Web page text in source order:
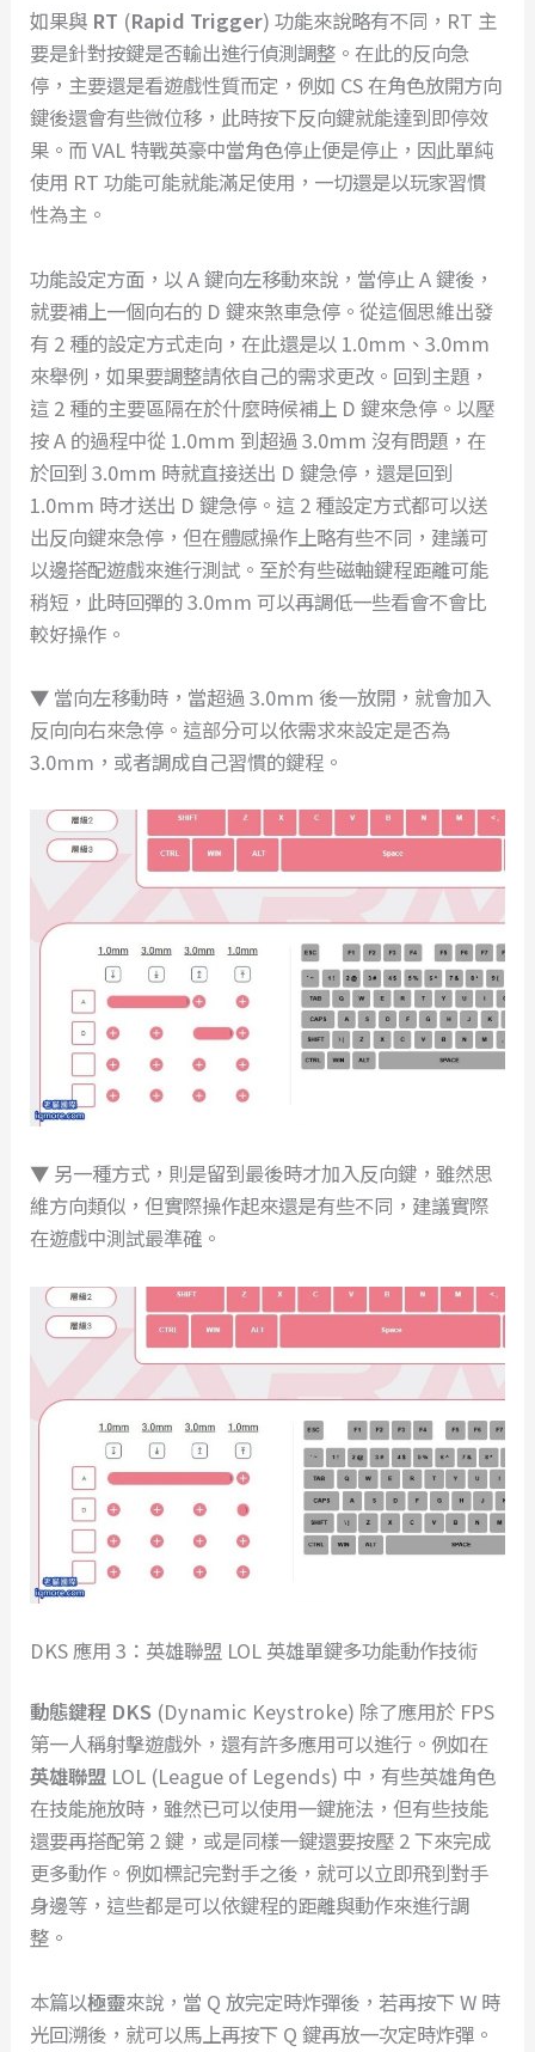
如果與 RT (Rapid Trigger) 功能來說略有不同，RT 主
要是針對按鍵是否輸出進行偵測調整。在此的反向急
停，主要還是看遊戲性質而定，例如 CS 在角色放開方向
鍵後還會有些微位移，此時按下反向鍵就能達到即停效
果。而 VAL 特戰英豪中當角色停止便是停止，因此單純
使用 RT 功能可能就能滿足使用，一切還是以玩家習慣
性為主。
功能設定方面，以 A 鍵向左移動來說，當停止 A 鍵後，
就要補上一個向右的 D 鍵來煞車急停。從這個思維出發
有 2 種的設定方式走向，在此還是以 1.0mm、3.0mm
來舉例，如果要調整請依自己的需求更改。回到主題，
這 2 種的主要區隔在於什麼時候補上 D 鍵來急停。以壓
按 A 的過程中從 1.0mm 到超過 3.0mm 沒有問題，在
於回到 3.0mm 時就直接送出 D 鍵急停，還是回到
1.0mm 時才送出 D 鍵急停。這 2 種設定方式都可以送
出反向鍵來急停，但在體感操作上略有些不同，建議可
以邊搭配遊戲來進行測試。至於有些磁軸鍵程距離可能
稍短，此時回彈的 3.0mm 可以再調低一些看會不會比
較好操作。
▼ 當向左移動時，當超過 3.0mm 後一放開，就會加入
反向向右來急停。這部分可以依需求來設定是否為
3.0mm，或者調成自己習慣的鍵程。
▼ 另一種方式，則是留到最後時才加入反向鍵，雖然思
維方向類似，但實際操作起來還是有些不同，建議實際
在遊戲中測試最準確。
DKS 應用 3：英雄聯盟 LOL 英雄單鍵多功能動作技術
動態鍵程 DKS (Dynamic Keystroke) 除了應用於 FPS
第一人稱射擊遊戲外，還有許多應用可以進行。例如在
英雄聯盟 LOL (League of Legends) 中，有些英雄角色
在技能施放時，雖然已可以使用一鍵施法，但有些技能
還要再搭配第 2 鍵，或是同樣一鍵還要按壓 2 下來完成
更多動作。例如標記完對手之後，就可以立即飛到對手
身邊等，這些都是可以依鍵程的距離與動作來進行調
整。
本篇以極靈來說，當 Q 放完定時炸彈後，若再按下 W 時
光回溯後，就可以馬上再按下 Q 鍵再放一次定時炸彈。